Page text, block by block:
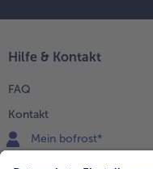
Hilfe & Kontakt
FAQ
Kontakt
Mein bofrost*